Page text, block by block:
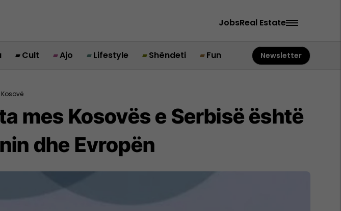
JobsReal Estate
Cult Ajo Lifestyle Shëndeti Fun Newsletter
Kosovë
mes Kosovës e Serbisë është
dhe Evropën